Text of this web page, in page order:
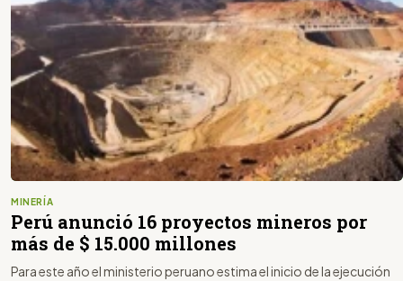
MINERÍA
Perú anunció 16 proyectos mineros por
más de $ 15.000 millones
Para este año el ministerio peruano estima el inicio de la ejecución